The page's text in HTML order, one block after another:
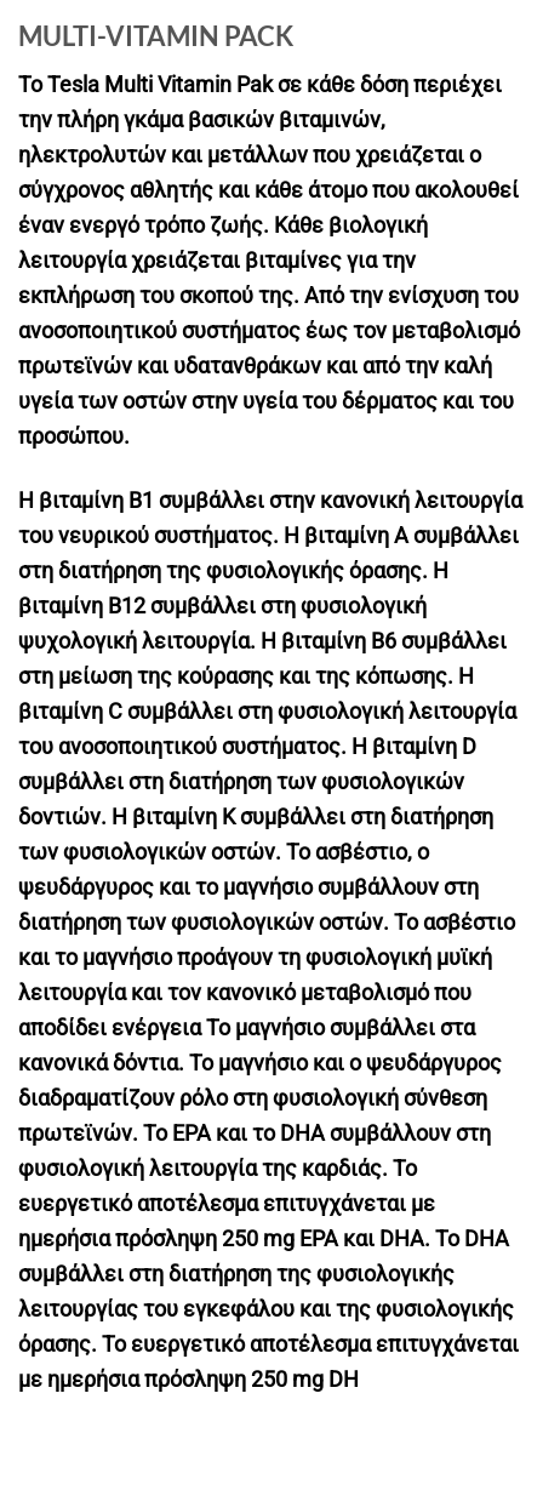
MULTI-VITAMIN PACK
Το Tesla Multi Vitamin Pak σε κάθε δόση περιέχει
την πλήρη γκάμα βασικών βιταμινών,
ηλεκτρολυτών και μετάλλων που χρειάζεται ο
σύγχρονος αθλητής και κάθε άτομο που ακολουθεί
έναν ενεργό τρόπο ζωής. Κάθε βιολογική
λειτουργία χρειάζεται βιταμίνες για την
εκπλήρωση του σκοπού της. Από την ενίσχυση του
ανοσοποιητικού συστήματος έως τον μεταβολισμό
πρωτεϊνών και υδατανθράκων και από την καλή
υγεία των οστών στην υγεία του δέρματος και του
προσώπου.
Η βιταμίνη Β1 συμβάλλει στην κανονική λειτουργία
του νευρικού συστήματος. Η βιταμίνη Α συμβάλλει
στη διατήρηση της φυσιολογικής όρασης. Η
βιταμίνη Β12 συμβάλλει στη φυσιολογική
ψυχολογική λειτουργία. Η βιταμίνη Β6 συμβάλλει
στη μείωση της κούρασης και της κόπωσης. Η
βιταμίνη C συμβάλλει στη φυσιολογική λειτουργία
του ανοσοποιητικού συστήματος. Η βιταμίνη D
συμβάλλει στη διατήρηση των φυσιολογικών
δοντιών. Η βιταμίνη Κ συμβάλλει στη διατήρηση
των φυσιολογικών οστών. Το ασβέστιο, ο
ψευδάργυρος και το μαγνήσιο συμβάλλουν στη
διατήρηση των φυσιολογικών οστών. Το ασβέστιο
και το μαγνήσιο προάγουν τη φυσιολογική μυϊκή
λειτουργία και τον κανονικό μεταβολισμό που
αποδίδει ενέργεια Το μαγνήσιο συμβάλλει στα
κανονικά δόντια. Το μαγνήσιο και ο ψευδάργυρος
διαδραματίζουν ρόλο στη φυσιολογική σύνθεση
πρωτεϊνών. Το EPA και το DHA συμβάλλουν στη
φυσιολογική λειτουργία της καρδιάς. Το
ευεργετικό αποτέλεσμα επιτυγχάνεται με
ημερήσια πρόσληψη 250 mg EPA και DHA. Το DHA
συμβάλλει στη διατήρηση της φυσιολογικής
λειτουργίας του εγκεφάλου και της φυσιολογικής
όρασης. Το ευεργετικό αποτέλεσμα επιτυγχάνεται
με ημερήσια πρόσληψη 250 mg DH